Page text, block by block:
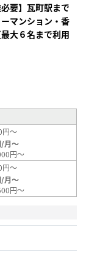
要】瓦町駅まで
マンション・香
大６名まで利用
円～
/月～
円～
円～
/月～
円～